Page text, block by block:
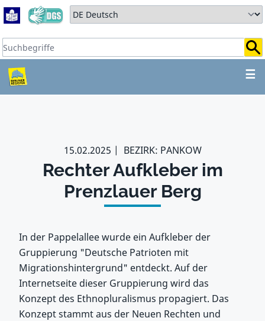
Zum Hauptbereich springen
Zum Hauptmenü springen
Sprache auswählen:
Suchbegriffe:
☰
ZUM HAUPTBEREICH
15.02.2025 BEZIRK: PANKOW
Rechter Aufkleber im
Prenzlauer Berg
In der Pappelallee wurde ein Aufkleber der
Gruppierung "Deutsche Patrioten mit
Migrationshintergrund" entdeckt. Auf der
Internetseite dieser Gruppierung wird das
Konzept des Ethnopluralismus propagiert. Das
Konzept stammt aus der Neuen Rechten und